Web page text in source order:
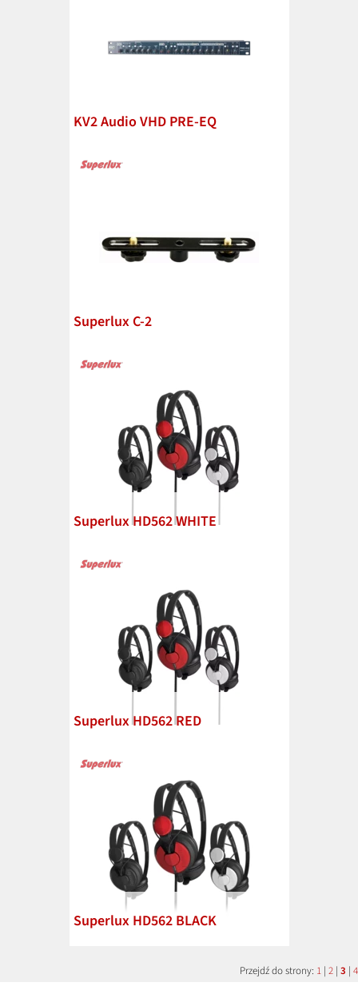
KV2 Audio VHD PRE-EQ
Superlux C-2
Superlux HD562 WHITE
Superlux HD562 RED
Superlux HD562 BLACK
Przejdź do strony: 1 | 2 | 3 | 4